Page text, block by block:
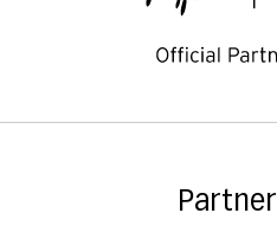
Partner